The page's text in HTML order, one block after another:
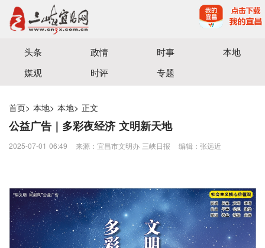
宜昌三峡融媒体中心主办
头条 政情 时事
本地
媒观
时评 专题
首页> 本地> 本地> 正文
公益广告｜多彩夜经济 文明新天地
2025-07-01 06:49 来源：宜昌市文明办 三峡日报 编辑：张远近